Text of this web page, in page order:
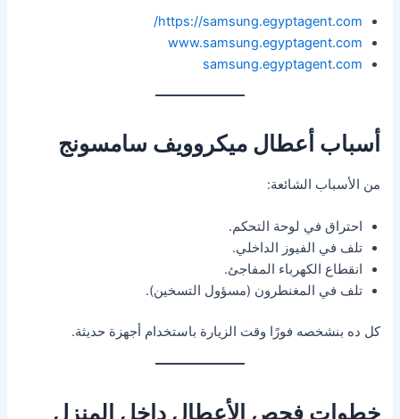
https://samsung.egyptagent.com/
www.samsung.egyptagent.com
samsung.egyptagent.com
أسباب أعطال ميكروويف سامسونج
من الأسباب الشائعة:
احتراق في لوحة التحكم.
تلف في الفيوز الداخلي.
انقطاع الكهرباء المفاجئ.
تلف في المغنطرون (مسؤول التسخين).
كل ده بنشخصه فورًا وقت الزيارة باستخدام أجهزة حديثة.
خطوات فحص الأعطال داخل المنزل